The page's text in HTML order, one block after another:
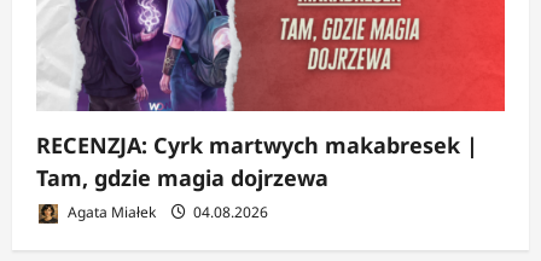
RECENZJA: Cyrk martwych makabresek |
Tam, gdzie magia dojrzewa
Agata Miałek 04.08.2026